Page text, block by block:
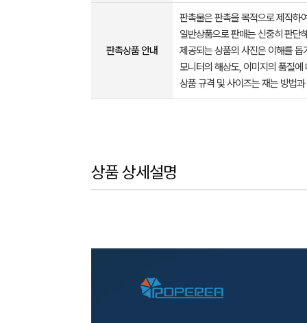
판촉상품 안내
판촉물은 판촉을 목적으로 제작하
일반상품으로 판매는 신중히 판단
제공되는 상품의 사진은 이해를
모니터의 해상도, 이미지의 품질
상품 규격 및 사이즈는 재는 방법
상품 상세설명